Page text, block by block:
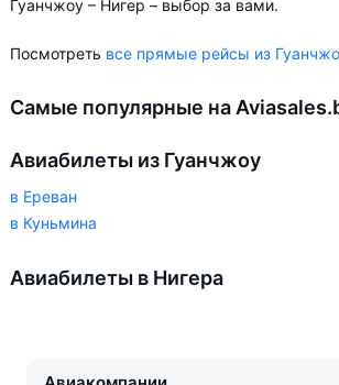
Гуанчжоу – Нигер – выбор за вами.
Посмотреть все прямые рейсы из
Самые популярные на
Авиабилеты из Гуанчжоу
в Ереван
в Куньмина
Авиабилеты в Нигера